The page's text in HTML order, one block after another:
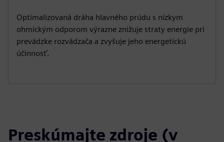
Optimalizovaná dráha hlavného prúdu s nízkym
ohmickým odporom výrazne znižuje straty energie pri
prevádzke rozvádzača a zvyšuje jeho energetickú
účinnosť.
Preskúmajte zdroje (v